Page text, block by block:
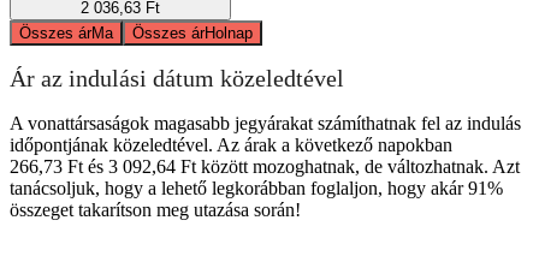
2 036,63 Ft
Összes árMa Összes árHolnap
Ár az indulási dátum közeledtével
A vonattársaságok magasabb jegyárakat számíthatnak fel az indulás
időpontjának közeledtével. Az árak a következő napokban
266,73 Ft és 3 092,64 Ft között mozoghatnak, de változhatnak. Azt
tanácsoljuk, hogy a lehető legkorábban foglaljon, hogy akár 91%
összeget takarítson meg utazása során!